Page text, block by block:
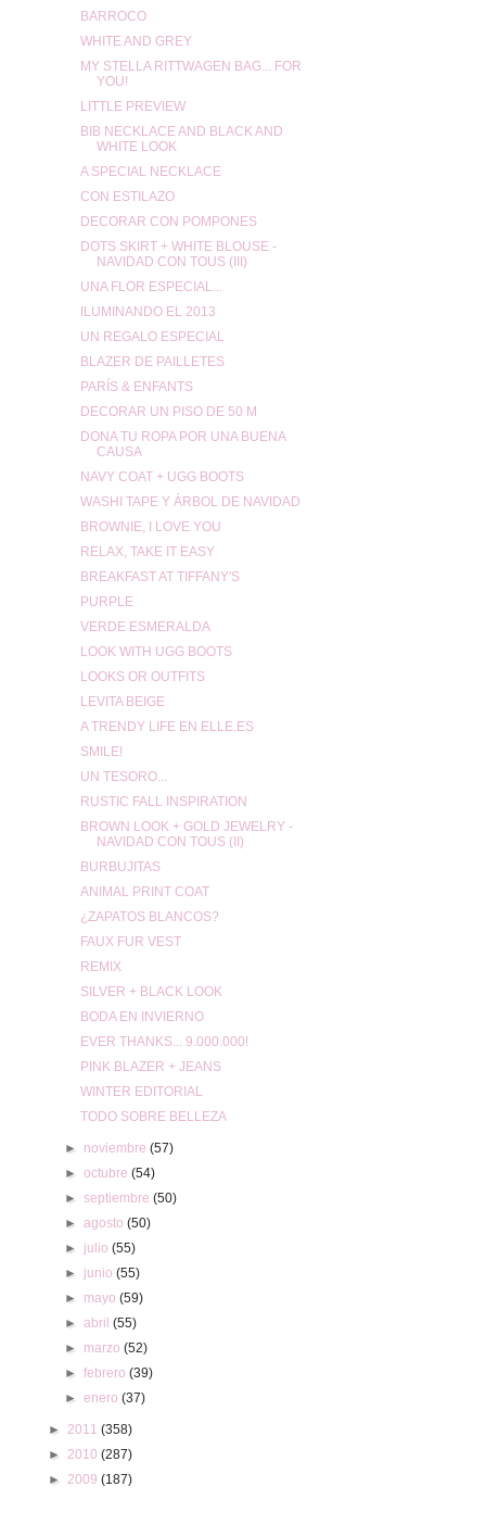
BARROCO
WHITE AND GREY
MY STELLA RITTWAGEN BAG... FOR
YOU!
LITTLE PREVIEW
BIB NECKLACE AND BLACK AND
WHITE LOOK
A SPECIAL NECKLACE
CON ESTILAZO
DECORAR CON POMPONES
DOTS SKIRT + WHITE BLOUSE -
NAVIDAD CON TOUS (III)
UNA FLOR ESPECIAL...
ILUMINANDO EL 2013
UN REGALO ESPECIAL
BLAZER DE PAILLETES
PARÍS & ENFANTS
DECORAR UN PISO DE 50 M
DONA TU ROPA POR UNA BUENA
CAUSA
NAVY COAT + UGG BOOTS
WASHI TAPE Y ÁRBOL DE NAVIDAD
BROWNIE, I LOVE YOU
RELAX, TAKE IT EASY
BREAKFAST AT TIFFANY'S
PURPLE
VERDE ESMERALDA
LOOK WITH UGG BOOTS
LOOKS OR OUTFITS
LEVITA BEIGE
A TRENDY LIFE EN ELLE.ES
SMILE!
UN TESORO...
RUSTIC FALL INSPIRATION
BROWN LOOK + GOLD JEWELRY -
NAVIDAD CON TOUS (II)
BURBUJITAS
ANIMAL PRINT COAT
¿ZAPATOS BLANCOS?
FAUX FUR VEST
REMIX
SILVER + BLACK LOOK
BODA EN INVIERNO
EVER THANKS... 9.000.000!
PINK BLAZER + JEANS
WINTER EDITORIAL
TODO SOBRE BELLEZA
► noviembre (57)
► octubre (54)
► septiembre (50)
► agosto (50)
► julio (55)
► junio (55)
► mayo (59)
► abril (55)
► marzo (52)
► febrero (39)
► enero (37)
► 2011(358)
► 2010(287)
► 2009(187)